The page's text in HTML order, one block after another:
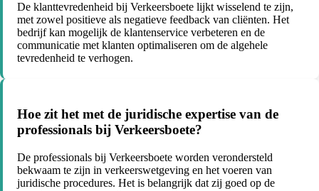
De klanttevredenheid bij Verkeersboete lijkt wisselend te zijn,
met zowel positieve als negatieve feedback van cliënten. Het
bedrijf kan mogelijk de klantenservice verbeteren en de
communicatie met klanten optimaliseren om de algehele
tevredenheid te verhogen.
Hoe zit het met de juridische expertise van de
professionals bij Verkeersboete?
De professionals bij Verkeersboete worden verondersteld
bekwaam te zijn in verkeerswetgeving en het voeren van
juridische procedures. Het is belangrijk dat zij goed op de